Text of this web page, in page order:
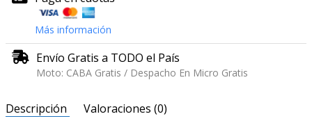
Más información
Envío Gratis a TODO el País
Moto: CABA Gratis / Despacho En Micro Gratis
Descripción Valoraciones (0)